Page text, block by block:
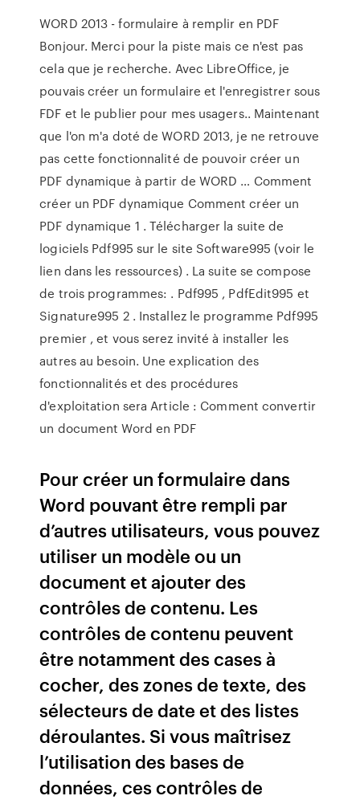
WORD 2013 - formulaire à remplir en PDF
Bonjour. Merci pour la piste mais ce n'est pas
cela que je recherche. Avec LibreOffice, je
pouvais créer un formulaire et l'enregistrer sous
FDF et le publier pour mes usagers.. Maintenant
que l'on m'a doté de WORD 2013, je ne retrouve
pas cette fonctionnalité de pouvoir créer un
PDF dynamique à partir de WORD … Comment
créer un PDF dynamique Comment créer un
PDF dynamique 1 . Télécharger la suite de
logiciels Pdf995 sur le site Software995 (voir le
lien dans les ressources) . La suite se compose
de trois programmes: . Pdf995 , PdfEdit995 et
Signature995 2 . Installez le programme Pdf995
premier , et vous serez invité à installer les
autres au besoin. Une explication des
fonctionnalités et des procédures
d'exploitation sera Article : Comment convertir
un document Word en PDF
Pour créer un formulaire dans
Word pouvant être rempli par
d’autres utilisateurs, vous pouvez
utiliser un modèle ou un
document et ajouter des
contrôles de contenu. Les
contrôles de contenu peuvent
être notamment des cases à
cocher, des zones de texte, des
sélecteurs de date et des listes
déroulantes. Si vous maîtrisez
l’utilisation des bases de
données, ces contrôles de